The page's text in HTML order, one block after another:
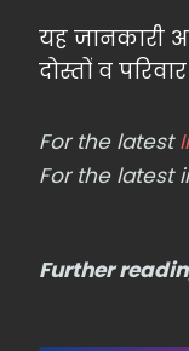
यह जानकारी
दोस्तों व
For the latest
For the latest
Further